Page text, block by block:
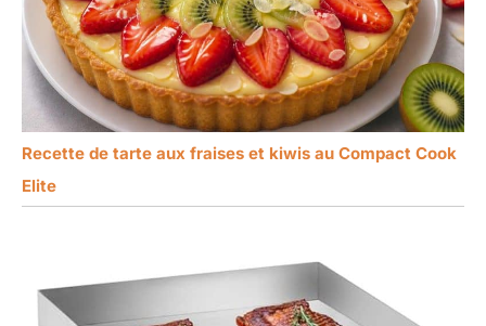
Recette de tarte aux fraises et kiwis au Compact Cook
Elite